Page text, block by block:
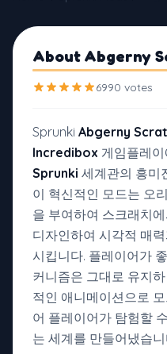
About Abgerny
6990 votes
Sprunki Abgerny
Incredibox 게임플레
Sprunki 세계관의 흥미
이 혁신적인 모드는 오
을 부여하여 스크래치
디자인하여 시각적 매
시킵니다. 플레이어가
커니즘은 그대로 유지
적인 애니메이션으로
어 플레이어가 탐험할
는 세계를 만들어냈습니